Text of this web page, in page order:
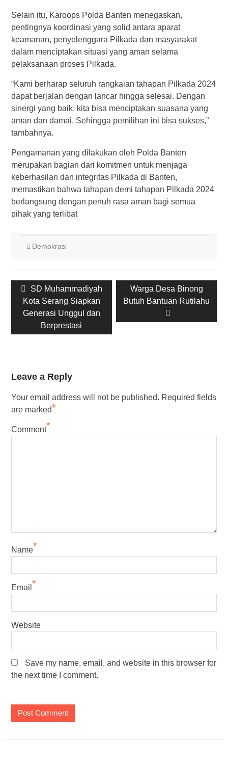
Selain itu, Karoops Polda Banten menegaskan,
pentingnya koordinasi yang solid antara aparat
keamanan, penyelenggara Pilkada dan masyarakat
dalam menciptakan situasi yang aman selama
pelaksanaan proses Pilkada.
“Kami berharap seluruh rangkaian tahapan Pilkada 2024
dapat berjalan dengan lancar hingga selesai. Dengan
sinergi yang baik, kita bisa menciptakan suasana yang
aman dan damai. Sehingga pemilihan ini bisa sukses,”
tambahnya.
Pengamanan yang dilakukan oleh Polda Banten
merupakan bagian dari komitmen untuk menjaga
keberhasilan dan integritas Pilkada di Banten,
memastikan bahwa tahapan demi tahapan Pilkada 2024
berlangsung dengan penuh rasa aman bagi semua
pihak yang terlibat
Demokrasi
Post
navigation
Previous
post:
SD Muhammadiyah
Kota Serang Siapkan
Generasi Unggul dan
Berprestasi
Next
post:
Warga Desa Binong
Butuh Bantuan Rutilahu
Leave a Reply
Your email address will not be published. Required fields
are marked*
Comment*
Name*
Email *
Website
Save my name, email, and website in this browser for
the next time I comment.